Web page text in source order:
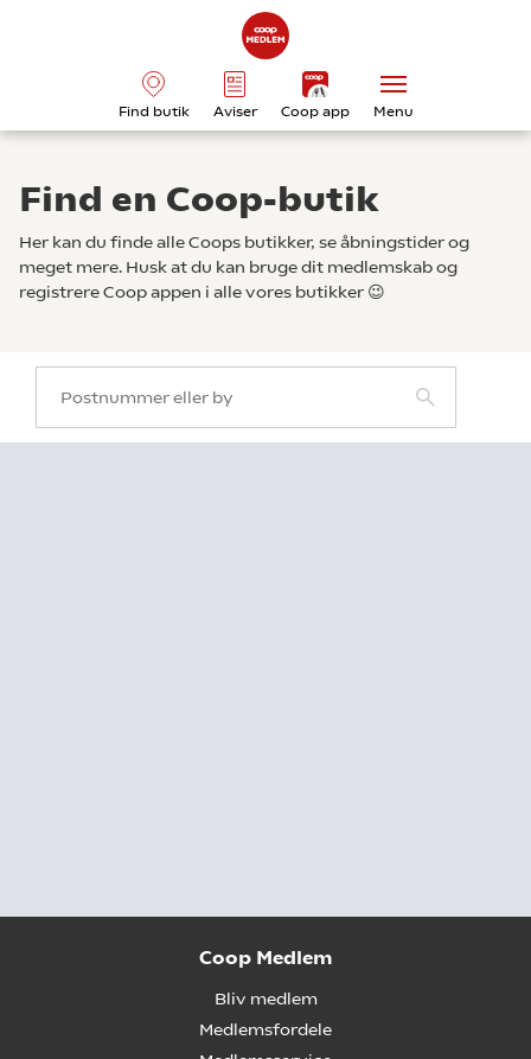
Find butik Aviser Coop app Menu
Find en Coop-butik
Her kan du finde alle Coops butikker, se åbningstider og
meget mere. Husk at du kan bruge dit medlemskab og
registrere Coop appen i alle vores butikker 😉
Coop Medlem
Bliv medlem
Medlemsfordele